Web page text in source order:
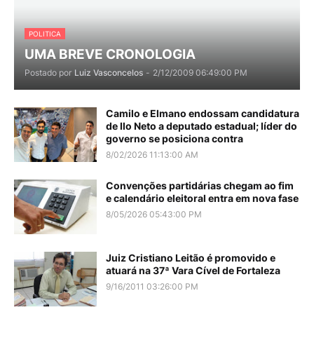
POLITICA
UMA BREVE CRONOLOGIA
Postado por Luiz Vasconcelos - 2/12/2009 06:49:00 PM
Camilo e Elmano endossam candidatura
de Ilo Neto a deputado estadual; líder do
governo se posiciona contra
8/02/2026 11:13:00 AM
Convenções partidárias chegam ao fim
e calendário eleitoral entra em nova fase
8/05/2026 05:43:00 PM
Juiz Cristiano Leitão é promovido e
atuará na 37ª Vara Cível de Fortaleza
9/16/2011 03:26:00 PM